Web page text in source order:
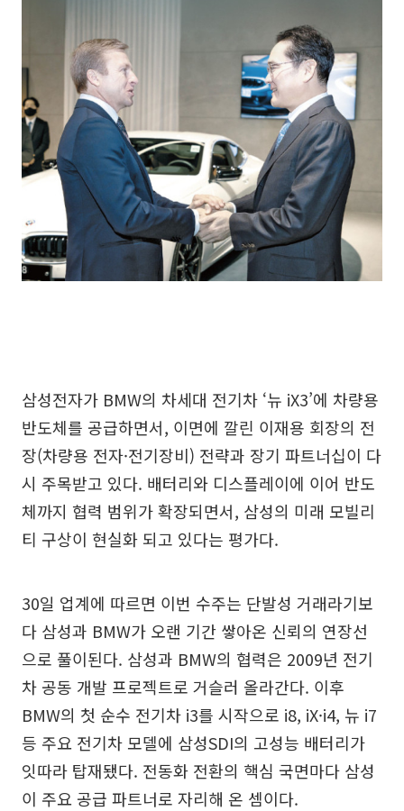
삼성전자가 BMW의 차세대 전기차 ‘뉴 iX3’에 차량용
반도체를 공급하면서, 이면에 깔린 이재용 회장의 전
장(차량용 전자·전기장비) 전략과 장기 파트너십이 다
시 주목받고 있다. 배터리와 디스플레이에 이어 반도
체까지 협력 범위가 확장되면서, 삼성의 미래 모빌리
티 구상이 현실화 되고 있다는 평가다.
30일 업계에 따르면 이번 수주는 단발성 거래라기보
다 삼성과 BMW가 오랜 기간 쌓아온 신뢰의 연장선
으로 풀이된다. 삼성과 BMW의 협력은 2009년 전기
차 공동 개발 프로젝트로 거슬러 올라간다. 이후
BMW의 첫 순수 전기차 i3를 시작으로 i8, iX·i4, 뉴 i7
등 주요 전기차 모델에 삼성SDI의 고성능 배터리가
잇따라 탑재됐다. 전동화 전환의 핵심 국면마다 삼성
이 주요 공급 파트너로 자리해 온 셈이다.